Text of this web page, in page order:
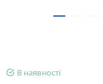
В наявності